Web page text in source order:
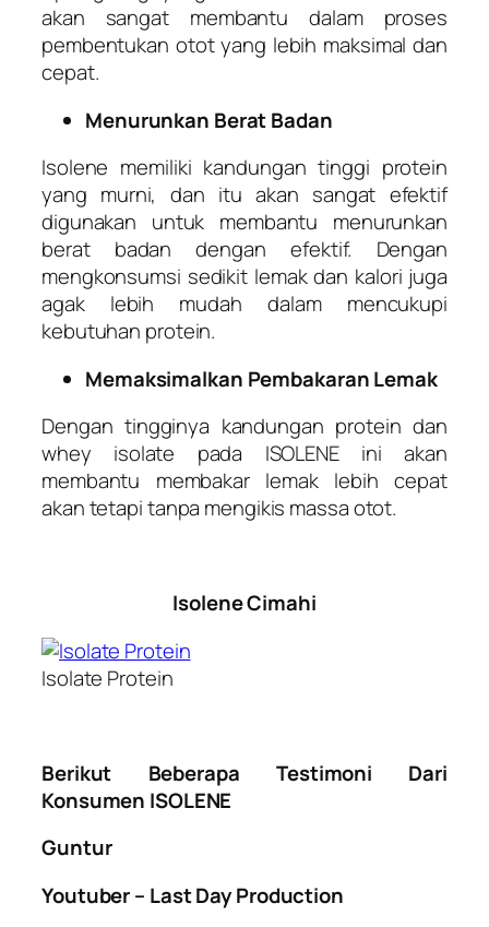
akan sangat membantu dalam proses
pembentukan otot yang lebih maksimal dan
cepat.
Menurunkan Berat Badan
Isolene memiliki kandungan tinggi protein
yang murni, dan itu akan sangat efektif
digunakan untuk membantu menurunkan
berat badan dengan efektif. Dengan
mengkonsumsi sedikit lemak dan kalori juga
agak lebih mudah dalam mencukupi
kebutuhan protein.
Memaksimalkan Pembakaran Lemak
Dengan tingginya kandungan protein dan
whey isolate pada ISOLENE ini akan
membantu membakar lemak lebih cepat
akan tetapi tanpa mengikis massa otot.
Isolene Cimahi
Isolate Protein
Berikut Beberapa Testimoni Dari
Konsumen ISOLENE
Guntur
Youtuber – Last Day Production